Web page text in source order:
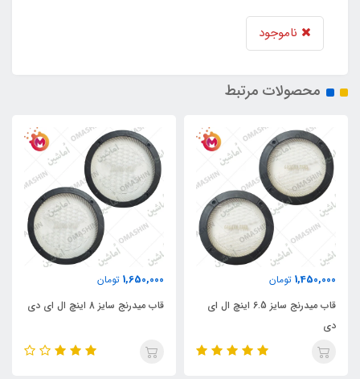
ناموجود
محصولات مرتبط
1,450,000 تومان
قاب میدرنج سایز 6.5 اینچ ال ای
دی
1,650,000 تومان
قاب میدرنج سایز 8 اینچ ال ای دی